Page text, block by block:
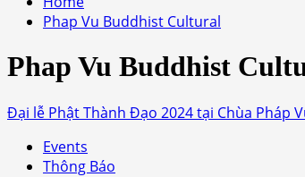
Phap Vu Buddhist Cultural
Phap Vu Buddhist
Đại lễ Phật Thành Đạo 2024 tại Chùa Pháp
Events
Thông Báo